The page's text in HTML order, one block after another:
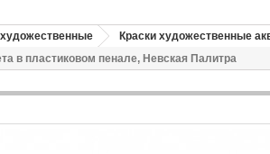
Краски художественные
в пластиковом пенале, Невская Палитра